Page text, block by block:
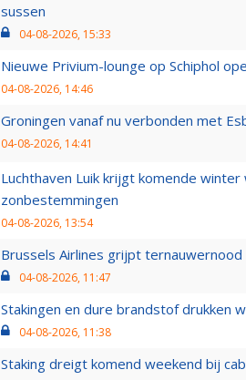
sussen
04-08-2026, 15:33
Nieuwe Privium-lounge op Schiphol
04-08-2026, 14:46
Groningen vanaf nu verbonden met
04-08-2026, 14:41
Luchthaven Luik krijgt komende
zonbestemmingen
04-08-2026, 13:54
Brussels Airlines grijpt
04-08-2026, 11:47
Stakingen en dure brandstof drukken
04-08-2026, 11:38
Staking dreigt komend weekend bij